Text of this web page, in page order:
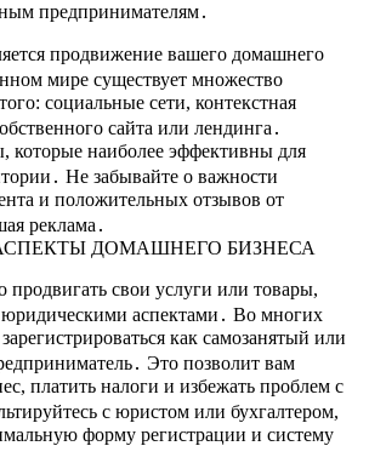
предпринимателям․
продвижение вашего домашнего
мире существует множество
социальные сети, контекстная
сайта или лендинга․
которые наиболее эффективны для
Не забывайте о важности
и положительных отзывов от
реклама․
ДОМАШНЕГО БИЗНЕСА
свои услуги или товары,
юридическими аспектами․ Во многих
как самозанятый или
Это позволит вам
платить налоги и избежать проблем с
с юристом или бухгалтером,
форму регистрации и систему